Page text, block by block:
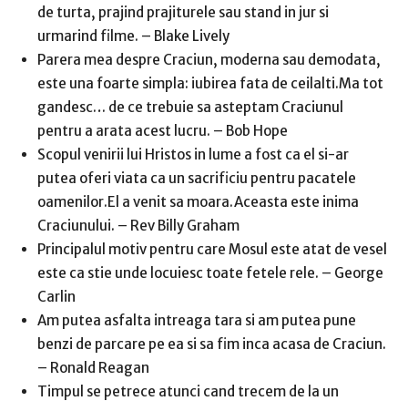
de turta, prajind prajiturele sau stand in jur si
urmarind filme. – Blake Lively
Parera mea despre Craciun, moderna sau demodata,
este una foarte simpla: iubirea fata de ceilalti.Ma tot
gandesc… de ce trebuie sa asteptam Craciunul
pentru a arata acest lucru. – Bob Hope
Scopul venirii lui Hristos in lume a fost ca el si-ar
putea oferi viata ca un sacrificiu pentru pacatele
oamenilor.El a venit sa moara.Aceasta este inima
Craciunului. – Rev Billy Graham
Principalul motiv pentru care Mosul este atat de vesel
este ca stie unde locuiesc toate fetele rele. – George
Carlin
Am putea asfalta intreaga tara si am putea pune
benzi de parcare pe ea si sa fim inca acasa de Craciun.
– Ronald Reagan
Timpul se petrece atunci cand trecem de la un